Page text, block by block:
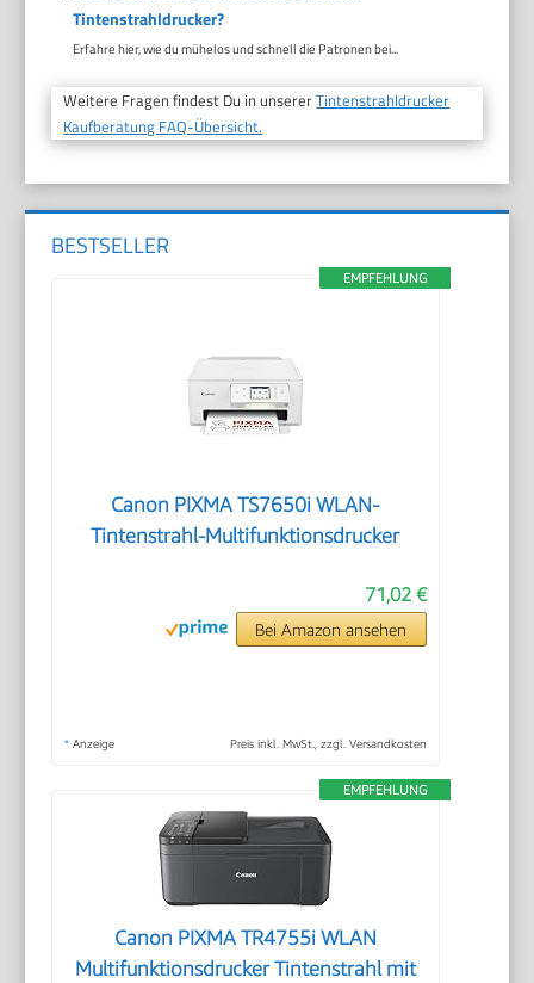
Tintenstrahldrucker?
Erfahre hier, wie du mühelos und schnell die Patronen bei...
Weitere Fragen findest Du in unsererTintenstrahldrucker
Kaufberatung FAQ-Übersicht.
BESTSELLER
EMPFEHLUNG
Canon PIXMA TS7650i WLAN-
Tintenstrahl-Multifunktionsdrucker
71,02 €
Bei Amazon ansehen
* Anzeige Preis inkl. MwSt., zzgl. Versandkosten
EMPFEHLUNG
Canon PIXMA TR4755i WLAN
Multifunktionsdrucker Tintenstrahl mit